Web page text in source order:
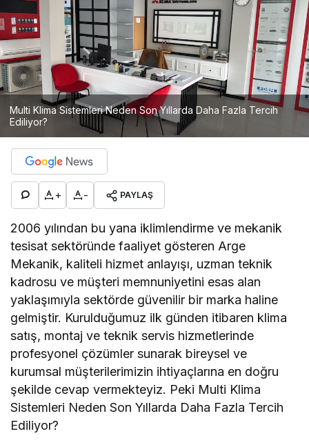
Multi Klima Sistemleri Neden Son Yıllarda Daha Fazla Tercih
Ediliyor?
+ - PAYLAŞ
2006 yılından bu yana iklimlendirme ve mekanik
tesisat sektöründe faaliyet gösteren Arge
Mekanik, kaliteli hizmet anlayışı, uzman teknik
kadrosu ve müşteri memnuniyetini esas alan
yaklaşımıyla sektörde güvenilir bir marka haline
gelmiştir. Kurulduğumuz ilk günden itibaren klima
satış, montaj ve teknik servis hizmetlerinde
profesyonel çözümler sunarak bireysel ve
kurumsal müşterilerimizin ihtiyaçlarına en doğru
şekilde cevap vermekteyiz. Peki Multi Klima
Sistemleri Neden Son Yıllarda Daha Fazla Tercih
Ediliyor?